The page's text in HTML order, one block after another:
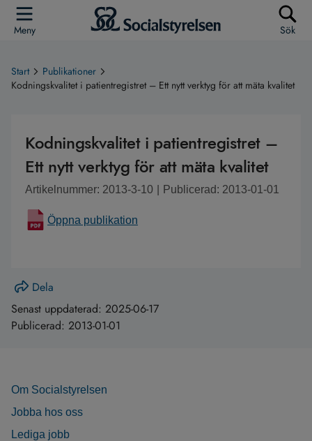
Meny Sök
Start
Publikationer
Kodningskvalitet i patientregistret – Ett nytt verktyg för att mäta kvalitet
Kodningskvalitet i patientregistret –
Ett nytt verktyg för att mäta kvalitet
Artikelnummer: 2013-3-10 Publicerad: 2013-01-01
Öppna publikation
Dela
Senast uppdaterad: 2025-06-17
Publicerad: 2013-01-01
Om Socialstyrelsen
Jobba hos oss
Lediga jobb